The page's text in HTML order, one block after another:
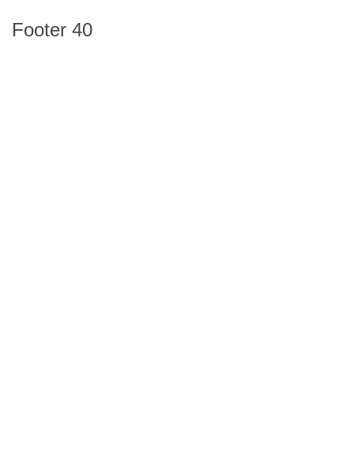
Footer 40